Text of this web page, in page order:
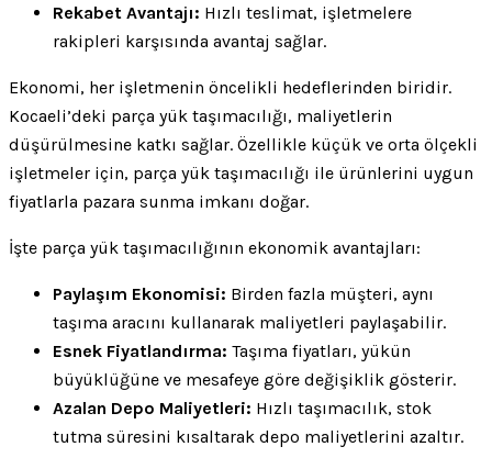
Rekabet Avantajı: Hızlı teslimat, işletmelere
rakipleri karşısında avantaj sağlar.
Ekonomi, her işletmenin öncelikli hedeflerinden biridir.
Kocaeli’deki parça yük taşımacılığı, maliyetlerin
düşürülmesine katkı sağlar. Özellikle küçük ve orta ölçekli
işletmeler için, parça yük taşımacılığı ile ürünlerini uygun
fiyatlarla pazara sunma imkanı doğar.
İşte parça yük taşımacılığının ekonomik avantajları:
Paylaşım Ekonomisi: Birden fazla müşteri, aynı
taşıma aracını kullanarak maliyetleri paylaşabilir.
Esnek Fiyatlandırma: Taşıma fiyatları, yükün
büyüklüğüne ve mesafeye göre değişiklik gösterir.
Azalan Depo Maliyetleri: Hızlı taşımacılık, stok
tutma süresini kısaltarak depo maliyetlerini azaltır.